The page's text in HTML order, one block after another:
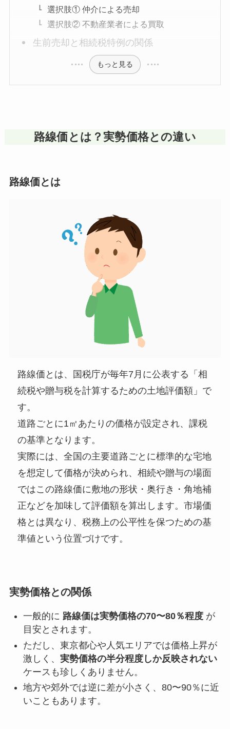
選択肢① 仲介による売却
選択肢② 不動産業者による買取
生前売却と相続税特例の関係
もっと見る
路線価とは？実勢価格との違い
路線価とは
路線価とは、国税庁が毎年7月に公表する「相
続税や贈与税を計算するための土地評価額」で
す。
道路ごとに1㎡あたりの価格が設定され、課税
の基準となります。
実際には、全国の主要道路ごとに標準的な宅地
を想定して価格が決められ、相続や贈与の場面
ではこの路線価に敷地の形状・奥行き・角地補
正などを加味して評価額を算出します。市場価
格とは異なり、税務上の公平性を保つための基
準値という位置づけです。
実勢価格との関係
一般的に 路線価は実勢価格の70〜80％程度が
目安とされます。
ただし、東京都心や人気エリアでは価格上昇が
激しく、 実勢価格の半分程度しか反映されない
ケースも珍しくありません。
地方や郊外では逆に差が小さく、80〜90％に近
いこともあります。